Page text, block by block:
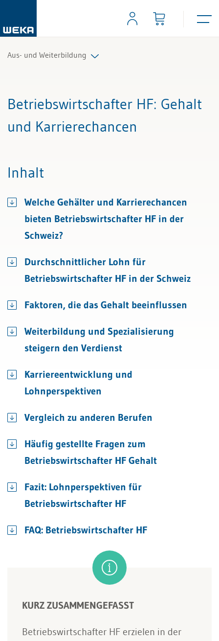
Aus- und Weiterbildung
Betriebswirtschafter HF: Gehalt
und Karrierechancen
Inhalt
Welche Gehälter und Karrierechancen
bieten Betriebswirtschafter HF in der
Schweiz?
Durchschnittlicher Lohn für
Betriebswirtschafter HF in der Schweiz
Faktoren, die das Gehalt beeinflussen
Weiterbildung und Spezialisierung
steigern den Verdienst
Karriereentwicklung und
Lohnperspektiven
Vergleich zu anderen Berufen
Häufig gestellte Fragen zum
Betriebswirtschafter HF Gehalt
Fazit: Lohnperspektiven für
Betriebswirtschafter HF
FAQ: Betriebswirtschafter HF
KURZ ZUSAMMENGEFASST
Betriebswirtschafter HF erzielen in der